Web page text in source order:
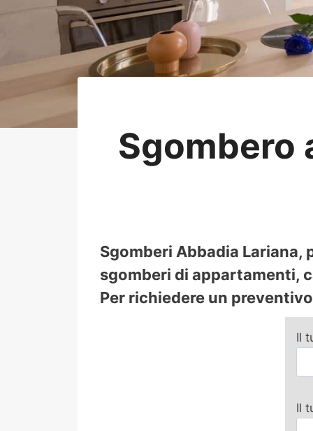
Sgombero
Sgomberi Abbadia Lariana,
sgomberi di appartamenti,
Per richiedere un
Il
Il